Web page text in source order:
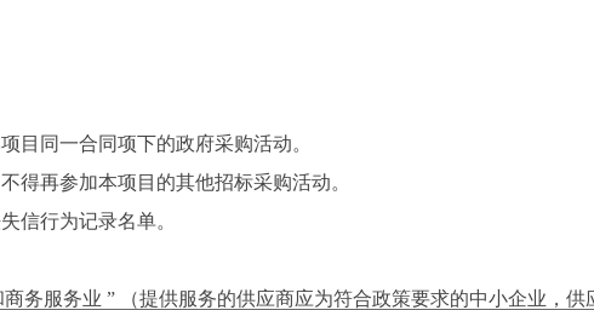
目同一合同项下的政府采购活动。
得再参加本项目的其他招标采购活动。
信行为记录名单。
服务业 ” （提供服务的供应商应为符合政策要求的中小企业，供